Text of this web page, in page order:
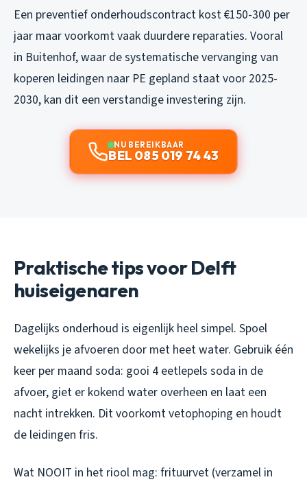
Een preventief onderhoudscontract kost €150-300 per
jaar maar voorkomt vaak duurdere reparaties. Vooral
in Buitenhof, waar de systematische vervanging van
koperen leidingen naar PE gepland staat voor 2025-
2030, kan dit een verstandige investering zijn.
NU BEREIKBAAR
BEL 085 019 74 43
Praktische tips voor Delft
huiseigenaren
Dagelijks onderhoud is eigenlijk heel simpel. Spoel
wekelijks je afvoeren door met heet water. Gebruik één
keer per maand soda: gooi 4 eetlepels soda in de
afvoer, giet er kokend water overheen en laat een
nacht intrekken. Dit voorkomt vetophoping en houdt
de leidingen fris.
Wat NOOIT in het riool mag: frituurvet (verzamel in